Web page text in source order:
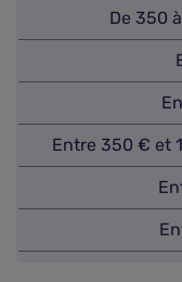
De 350
Entre 350 € et